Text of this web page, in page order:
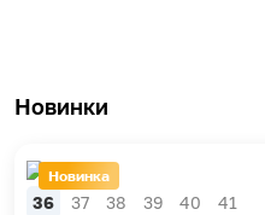
Новинки
Новинка
36 37 38 39 40 41